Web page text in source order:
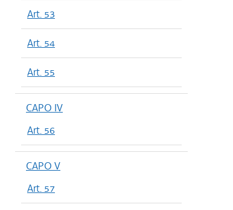
Art. 53
Art. 54
Art. 55
CAPO IV
Art. 56
CAPO V
Art. 57